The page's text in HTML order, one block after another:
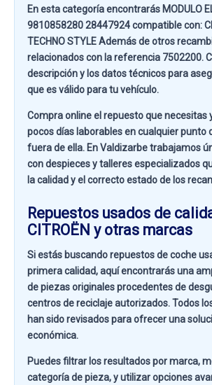
En esta categoría encontrarás MODULO
9810858280 28447924 compatible con:
TECHNO STYLEAdemás de otros
relacionados con la referencia 7502200.
descripción y los datos técnicos para
que es válido para tu vehículo.
Compra online el repuesto que necesitas
pocos días laborables en cualquier punto
fuera de ella. EnValdizarbetrabajamos
con despieces y talleres especializados
la calidad y el correcto estado de los
Repuestos usados de
CITROËN y otras marcas
Si estás buscandorepuestos de coche
primera calidad, aquí encontrarás una
de piezas originales procedentes de
centros de reciclaje autorizados. Todos
han sido revisados para ofrecer una
económica.
Puedes filtrar los resultados pormarca,
categoría de pieza, y utilizar opciones